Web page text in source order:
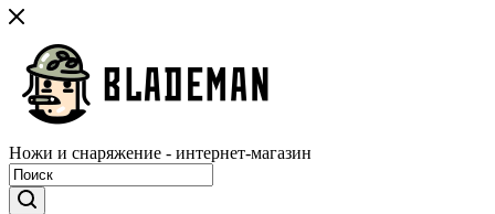
Ножи и снаряжение - интернет-магазин